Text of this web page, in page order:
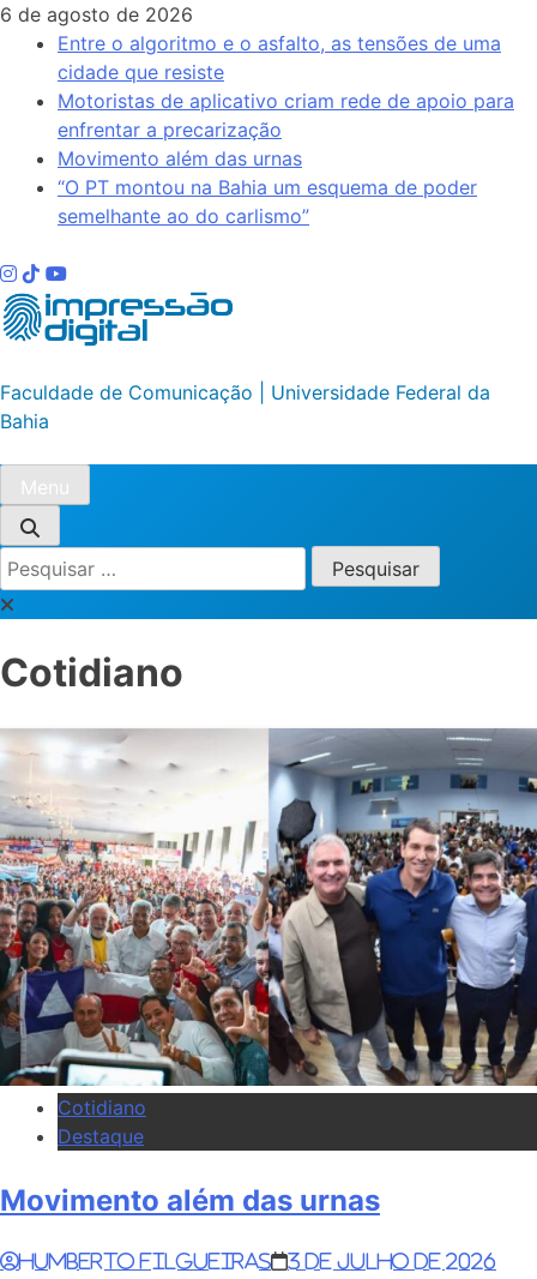
Skip
content
6 de agosto de 2026
Entre o algoritmo e o asfalto, as tensões de uma
cidade que resiste
Motoristas de aplicativo criam rede de apoio para
enfrentar a precarização
Movimento além das urnas
“O PT montou na Bahia um esquema de poder
semelhante ao do carlismo”
Impressão Digital
Faculdade de Comunicação | Universidade Federal da
Bahia
Menu
Pesquisar
por:
Cotidiano
Cotidiano
Destaque
Movimento além das urnas
Humberto Filgueiras
3 de julho de 2026